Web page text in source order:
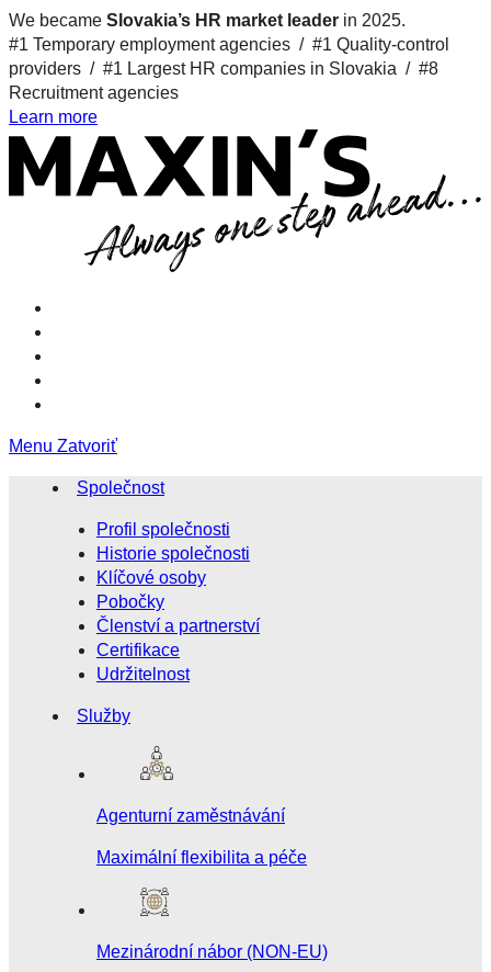
We became Slovakia’s HR market leader in 2025.
#1 Temporary employment agencies / #1 Quality-control
providers / #1 Largest HR companies in Slovakia / #8
Recruitment agencies
Learn more
Menu Zatvoriť
Společnost
Profil společnosti
Historie společnosti
Klíčové osoby
Pobočky
Členství a partnerství
Certifikace
Udržitelnost
Služby
Agenturní zaměstnávání
Maximální flexibilita a péče
Mezinárodní nábor (NON-EU)